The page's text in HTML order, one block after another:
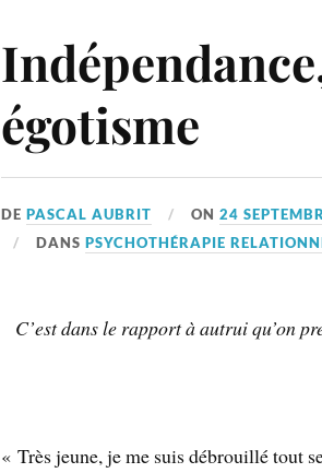
égotisme
DEPASCAL AUBRIT ON24
DANSPSYCHOTHÉRAPIE
C’est dans le rapport à autrui qu’on
« Très jeune, je me suis débrouillé tout